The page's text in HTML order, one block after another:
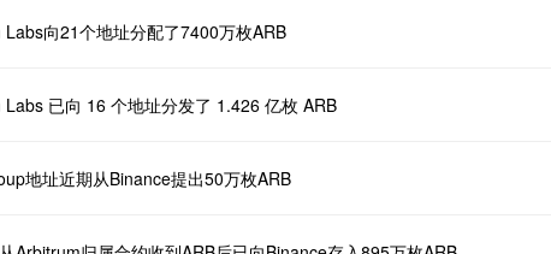
向21个地址分配了7400万枚ARB
Labs 已向 16 个地址分发了 1.426 亿枚 ARB
地址近期从Binance提出50万枚ARB